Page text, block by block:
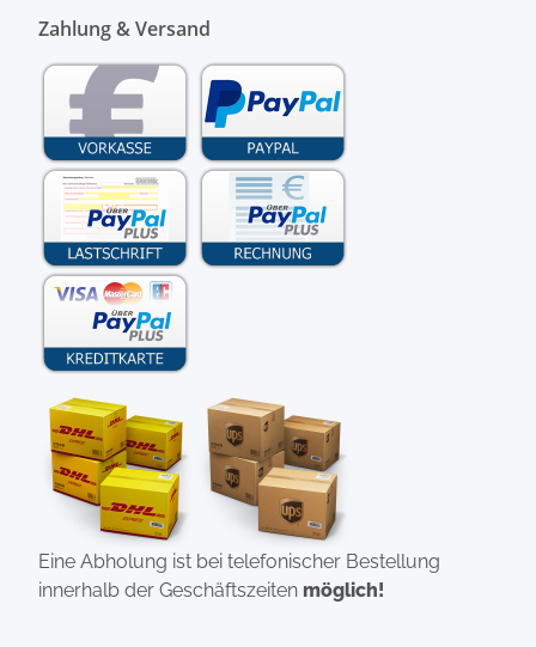
Zahlung & Versand
Eine Abholung ist bei telefonischer Bestellung
innerhalb der Geschäftszeiten möglich!